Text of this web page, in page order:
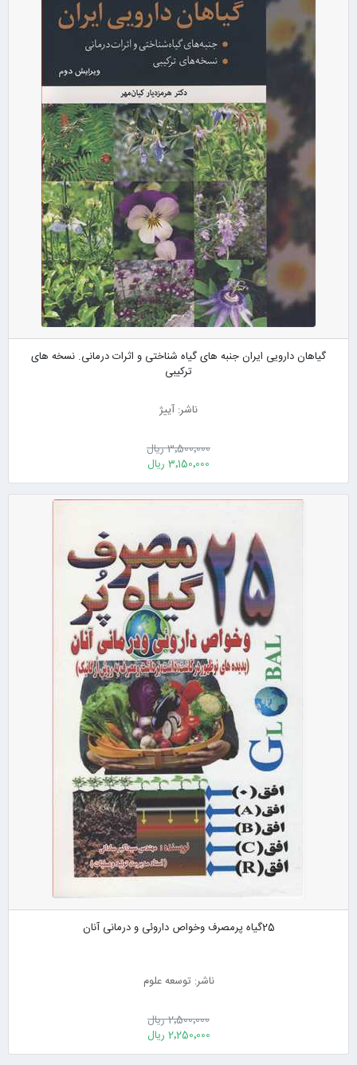
گیاهان دارویی ایران جنبه های گیاه شناختی و اثرات درمانی. نسخه های
ترکیبی
ناشر: آییژ
3٬500٬000 ریال
3٬150٬000 ریال
25گیاه پرمصرف وخواص داروئی و درمانی آنان
ناشر: توسعه علوم
2٬500٬000 ریال
2٬250٬000 ریال